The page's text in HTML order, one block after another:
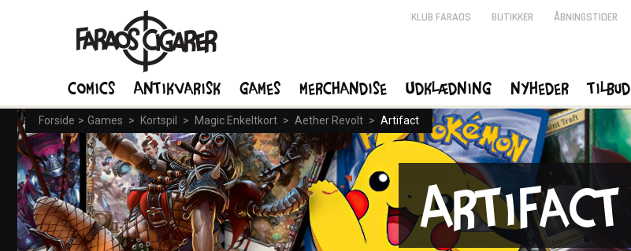
Forside > Games > Kortspil > Magic Enkeltkort > Aether Revolt > Artifact
Artifact
KLUB FARAOS BUTIKKER ÅBNINGSTIDER
Comics Antikvarisk Games Merchandise Udklædning Nyheder Tilbud